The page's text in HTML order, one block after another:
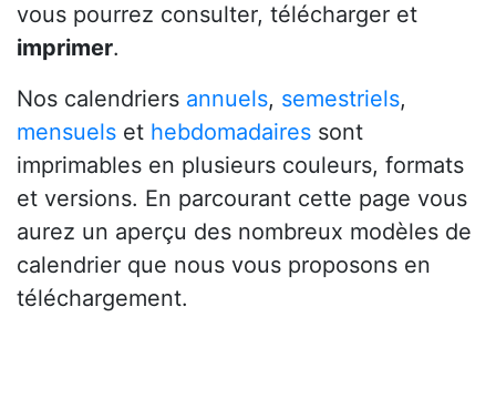
vous pourrez consulter, télécharger et
imprimer.
Nos calendriers annuels, semestriels,
mensuels et hebdomadaires sont
imprimables en plusieurs couleurs, formats
et versions. En parcourant cette page vous
aurez un aperçu des nombreux modèles de
calendrier que nous vous proposons en
téléchargement.